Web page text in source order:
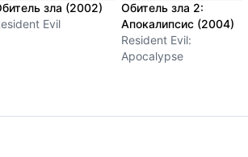
зла (2002)
Evil
Обитель зла 2:
Апокалипсис (2004)
Resident Evil:
Apocalypse